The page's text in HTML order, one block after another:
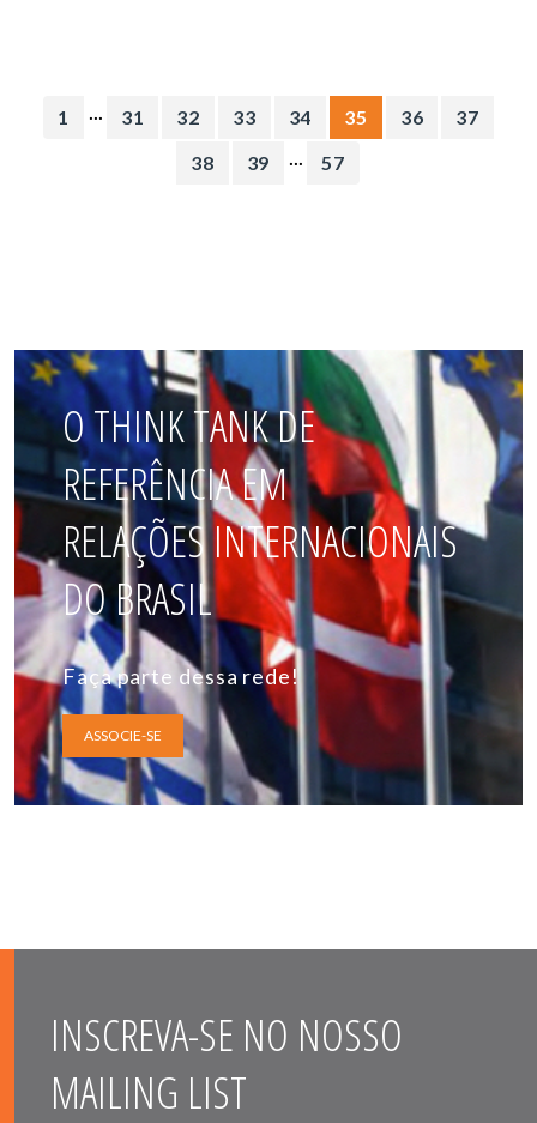
1 ... 31 32 33 34 35 36
37
38
39 ... 57
O THINK TANK DE
REFERÊNCIA EM
RELAÇÕES INTERNACIONAIS
DO BRASIL
Faça parte dessa rede!
ASSOCIE-SE
INSCREVA-SE NO NOSSO
MAILING LIST